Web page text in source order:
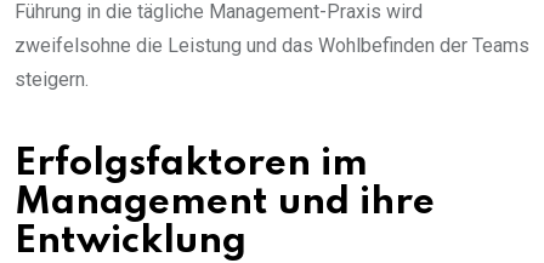
Führung in die tägliche Management-Praxis wird
zweifelsohne die Leistung und das Wohlbefinden der Teams
steigern.
Erfolgsfaktoren im
Management und ihre
Entwicklung